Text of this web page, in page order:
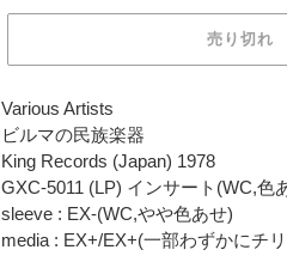
手
続
き
計
算
売り切れ
カ
ー
ト
に
商
品
Various Artists
ビルマの民族楽器
King Records (Japan) 1978
GXC-5011 (LP) インサート(WC,色
sleeve : EX-(WC,やや色あせ)
media : EX+/EX+(一部わずかにチ